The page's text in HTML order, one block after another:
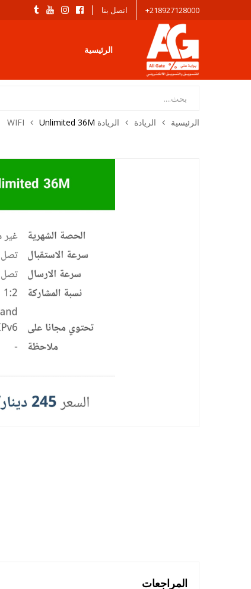
218927128000+ اتصل بنا
الرئيسية
Products
search
الرئيسية الريادة الريادة WIFI Unlimited 36M
المراجعات